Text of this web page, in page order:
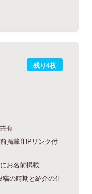
残り4枚
有
掲載（HPリンク付
にお名前掲載
稿の時期と紹介の仕